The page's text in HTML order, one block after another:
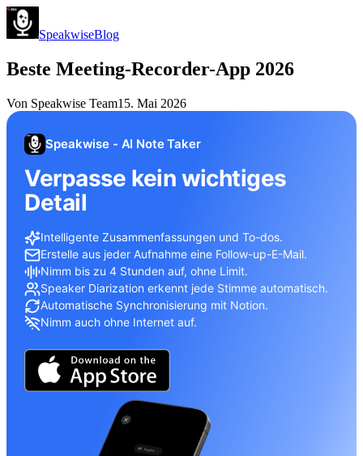
SpeakwiseBlog
Beste Meeting-Recorder-App 2026
Von Speakwise Team15. Mai 2026
Speakwise - AI Note Taker
Verpasse kein wichtiges
Detail
Intelligente Zusammenfassungen und To-dos.
Erstelle aus jeder Aufnahme eine Follow-up-E-Mail.
Nimm bis zu 4 Stunden auf, ohne Limit.
Speaker Diarization erkennt jede Stimme automatisch.
Automatische Synchronisierung mit Notion.
Nimm auch ohne Internet auf.